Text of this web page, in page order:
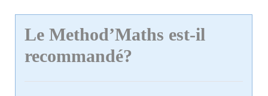
Le Method’Maths est-il
recommandé?